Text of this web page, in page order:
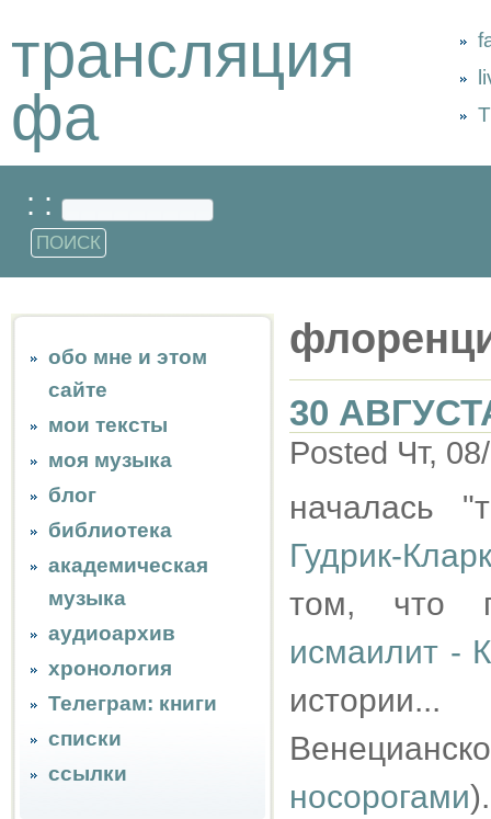
трансляция
фа
: :
обо мне и этом
сайте
мои тексты
моя музыка
блог
библиотека
академическая
музыка
аудиоархив
хронология
Телеграм: книги
списки
ссылки
30
Posted Чт,
началась
Гудрик-
том, что
исмаилит -
носорогами